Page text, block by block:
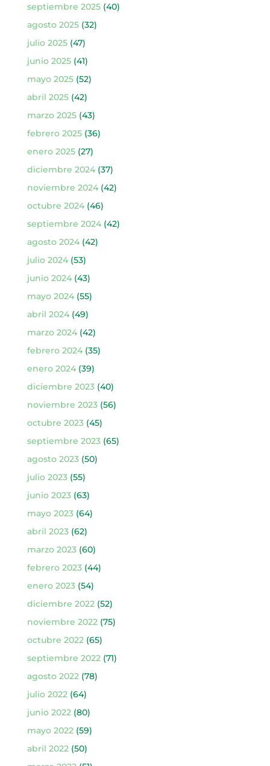
septiembre 2025(40)
agosto 2025(32)
julio 2025(47)
junio 2025(41)
mayo 2025(52)
abril 2025(42)
marzo 2025(43)
febrero 2025(36)
enero 2025(27)
diciembre 2024(37)
noviembre 2024(42)
octubre 2024(46)
septiembre 2024(42)
agosto 2024(42)
julio 2024(53)
junio 2024(43)
mayo 2024(55)
abril 2024(49)
marzo 2024(42)
febrero 2024(35)
enero 2024(39)
diciembre 2023(40)
noviembre 2023(56)
octubre 2023(45)
septiembre 2023(65)
agosto 2023(50)
julio 2023(55)
junio 2023(63)
mayo 2023(64)
abril 2023(62)
marzo 2023(60)
febrero 2023(44)
enero 2023(54)
diciembre 2022(52)
noviembre 2022(75)
octubre 2022(65)
septiembre 2022(71)
agosto 2022(78)
julio 2022(64)
junio 2022(80)
mayo 2022(59)
abril 2022(50)